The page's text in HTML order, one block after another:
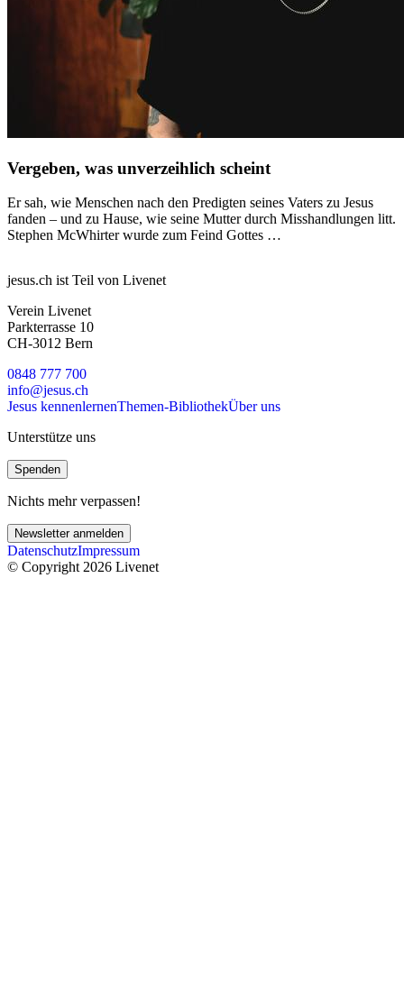
Vergeben, was unverzeihlich scheint
Er sah, wie Menschen nach den Predigten seines Vaters zu Jesus
fanden – und zu Hause, wie seine Mutter durch Misshandlungen litt.
Stephen McWhirter wurde zum Feind Gottes …
jesus.ch ist Teil von Livenet
Verein Livenet
Parkterrasse 10
CH-3012 Bern
0848 777 700
info@jesus.ch
Jesus kennenlernenThemen-BibliothekÜber uns
Unterstütze uns
Spenden
Nichts mehr verpassen!
Newsletter anmelden
DatenschutzImpressum
© Copyright 2026 Livenet